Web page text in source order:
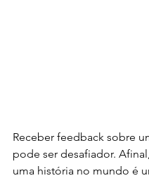
Receber feedback sobre
pode ser desafiador.
uma história no mundo é